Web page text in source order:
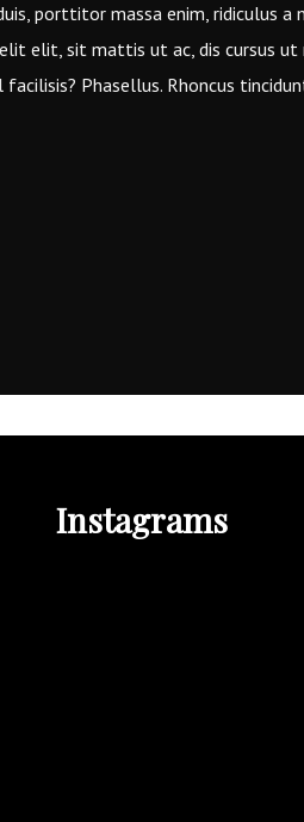
porttitor massa enim, ridiculus a
elit, sit mattis ut ac, dis cursus
Phasellus. Rhoncus
Instagrams